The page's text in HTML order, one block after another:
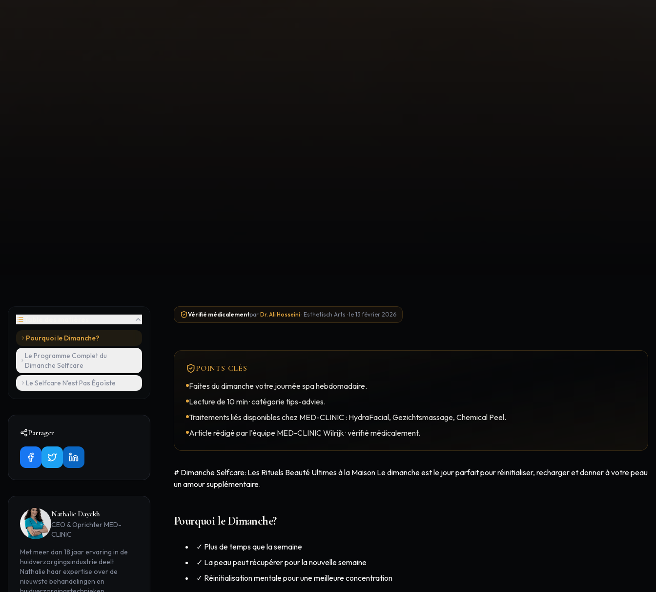
Pourquoi le Dimanche?
Le Programme Complet du
Dimanche Selfcare
Le Selfcare N'est Pas Égoïste
Partager
Nathalie Dayekh
CEO & Oprichter MED-
CLINIC
Met meer dan 18 jaar ervaring in de
huidverzorgingsindustrie deelt
Nathalie haar expertise over de
nieuwste behandelingen en
Vérifié médicalementpar Dr. Ali Hosseini · Esthetisch Arts · le 15 février 2026
POINTS CLÉS
Faites du dimanche votre journée spa hebdomadaire.
Lecture de 10 min · catégorie tips-advies.
Traitements liés disponibles chez MED-CLINIC : HydraFacial, Gezichtsmassage, Chemical Peel.
Article rédigé par l'équipe MED-CLINIC Wilrijk · vérifié médicalement.
# Dimanche Selfcare: Les Rituels Beauté Ultimes à la Maison Le dimanche est le jour parfait pour réinitialiser, recharger et donner à votre peau
un amour supplémentaire.
Pourquoi le Dimanche?
✓ Plus de temps que la semaine
✓ La peau peut récupérer pour la nouvelle semaine
✓ Réinitialisation mentale pour une meilleure concentration